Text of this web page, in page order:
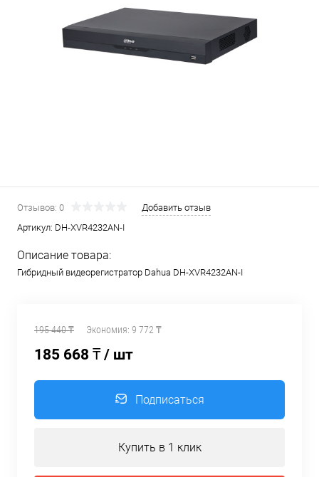
Отзывов: 0
Добавить отзыв
Артикул: DH-XVR4232AN-I
Описание товара:
Гибридный видеорегистратор Dahua DH-XVR4232AN-I
195 440 ₸ Экономия: 9 772 ₸
185 668 ₸ / шт
Подписаться
Купить в 1 клик